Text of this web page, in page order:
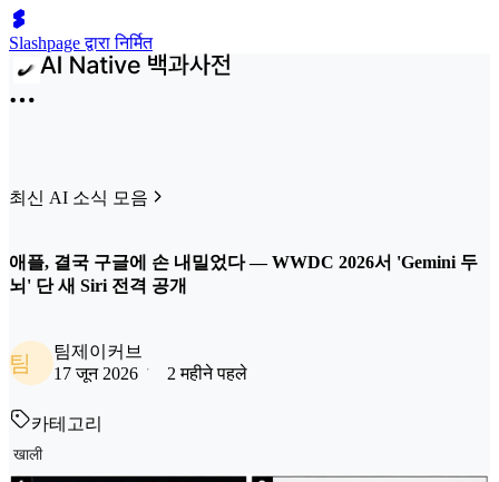
Slashpage द्वारा निर्मित
최신 AI 소식 모음
애플, 결국 구글에 손 내밀었다 — WWDC 2026서 'Gemini 두
뇌' 단 새 Siri 전격 공개
팀
팀제이커브
17 जून 2026
2 महीने पहले
카테고리
खाली